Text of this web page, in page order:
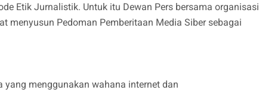
Etik Jurnalistik. Untuk itu Dewan Pers bersama organisasi
menyusun Pedoman Pemberitaan Media Siber sebagai
yang menggunakan wahana internet dan